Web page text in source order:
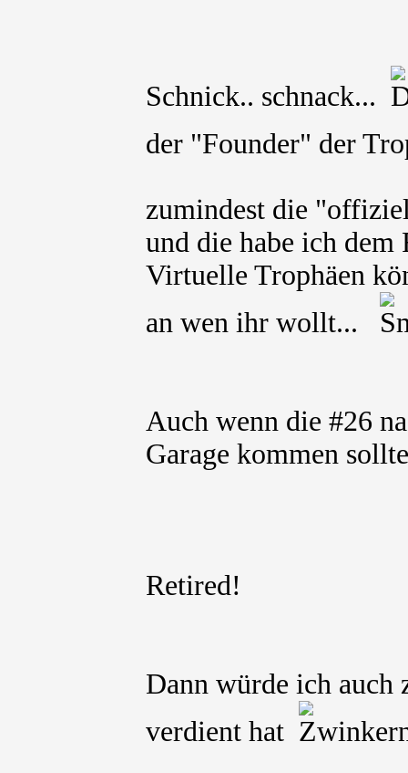
Schnick.. schnack...
der "Founder" der
zumindest die
und die habe ich dem
Virtuelle Trophäen
an wen ihr wollt...
Auch wenn die #26
Garage kommen
Retired!
Dann würde ich auch
verdient hat